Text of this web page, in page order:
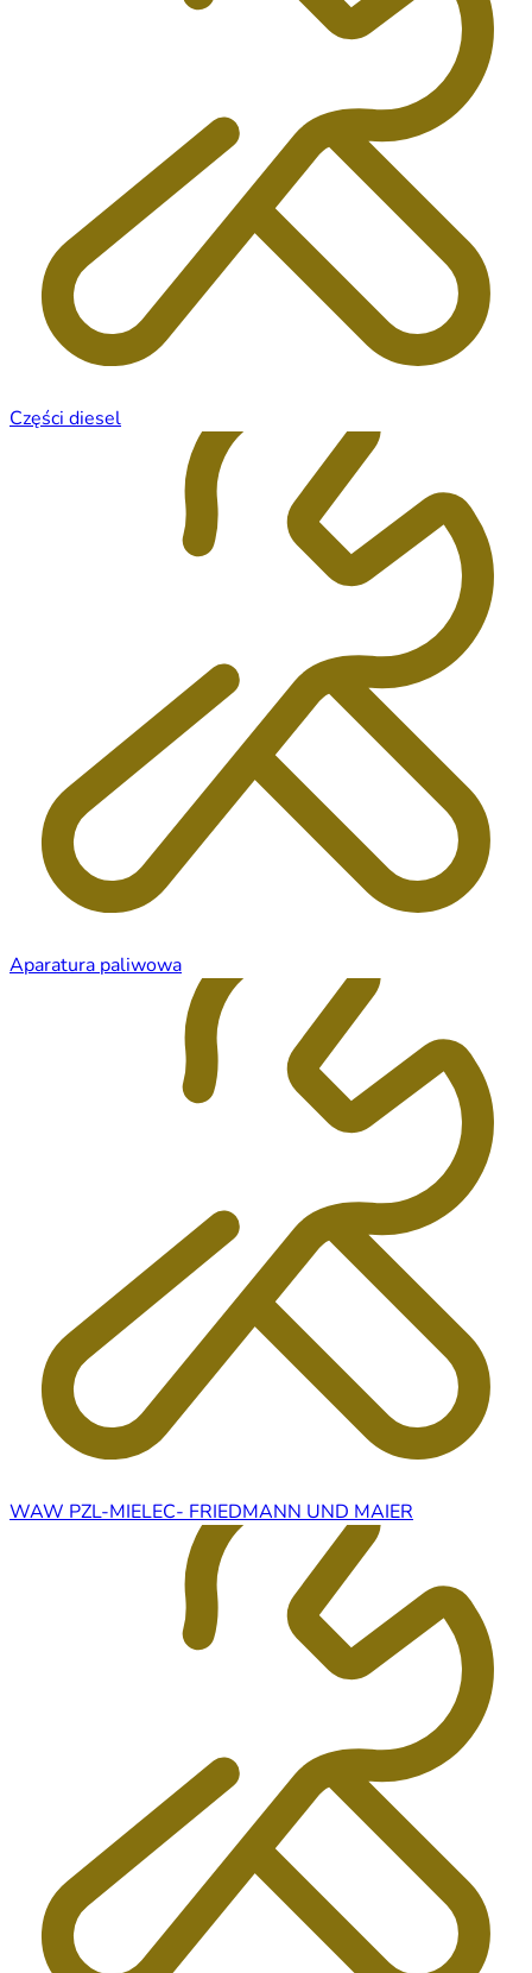
Części diesel
Aparatura paliwowa
WAW PZL-MIELEC- FRIEDMANN UND MAIER